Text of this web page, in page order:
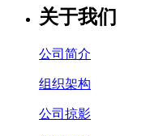
关于我们
公司简介
组织架构
公司掠影